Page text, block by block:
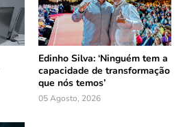
Edinho Silva: ‘Ninguém tem a
capacidade de transformação
que nós temos’
05 Agosto, 2026